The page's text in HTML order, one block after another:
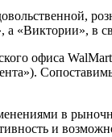
«Виктории», в
офиса
в
и